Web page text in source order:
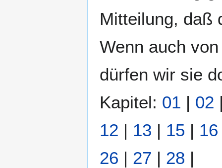
Mitteilung, daß
Wenn auch
dürfen wir sie
Kapitel: 01 | 02
12 | 13 | 15 | 16
26 | 27 | 28 |